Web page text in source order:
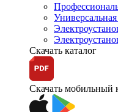
Скачать каталог
Скачать мобильный